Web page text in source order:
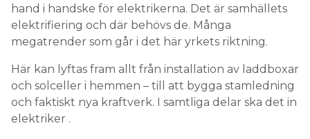
hand i handske för elektrikerna. Det är samhällets
elektrifiering och där behövs de. Många
megatrender som går i det här yrkets riktning.
Här kan lyftas fram allt från installation av laddboxar
och solceller i hemmen – till att bygga stamledning
och faktiskt nya kraftverk. I samtliga delar ska det in
elektriker .